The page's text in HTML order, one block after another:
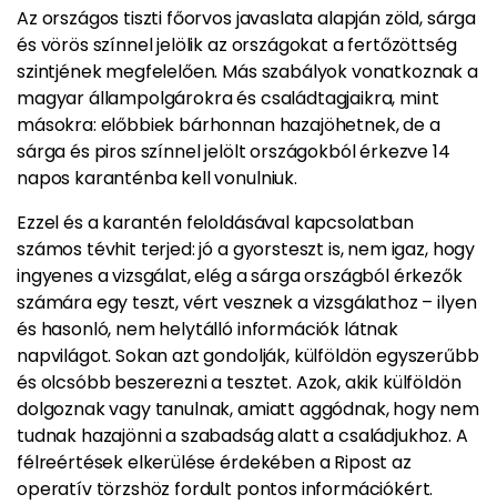
Az országos tiszti főorvos javaslata alapján zöld, sárga
és vörös színnel jelölik az országokat a fertőzöttség
szintjének megfelelően. Más szabályok vonatkoznak a
magyar állampolgárokra és családtagjaikra, mint
másokra: előbbiek bárhonnan hazajöhetnek,de a
sárga és piros színnel jelölt országokból érkezve 14
napos karanténba kell vonulniuk.
Ezzel és a karantén feloldásával kapcsolatban
számos tévhit terjed: jó a gyorsteszt is, nem igaz, hogy
ingyenes a vizsgálat, elég a sárga országból érkezők
számára egy teszt, vért vesznek a vizsgálathoz – ilyen
és hasonló, nem helytálló információk látnak
napvilágot. Sokan azt gondolják, külföldön egyszerűbb
és olcsóbb beszerezni a tesztet. Azok, akik külföldön
dolgoznak vagy tanulnak, amiatt aggódnak, hogy nem
tudnak hazajönni a szabadság alatt a családjukhoz. A
félreértések elkerülése érdekében a Ripost az
operatív törzshöz fordult pontos információkért.